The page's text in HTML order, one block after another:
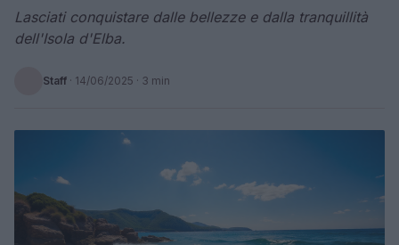
Lasciati conquistare dalle bellezze e dalla tranquillità
dell'Isola d'Elba.
Staff · 14/06/2025 · 3 min